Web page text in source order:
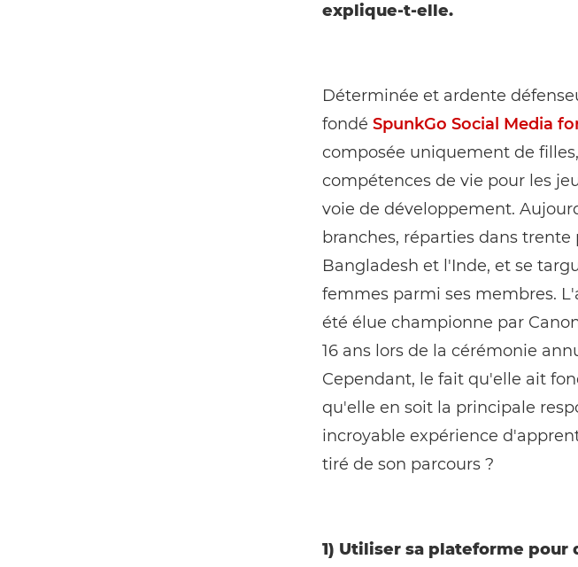
explique-t-elle.
Déterminée et ardente
fondé SpunkGo Social Media
composée uniquement de
compétences de vie pour les
voie de développement.
branches, réparties dans
Bangladesh et l'Inde, et se
femmes parmi ses membres.
été élue championne par
16 ans lors de la cérémonie
Cependant, le fait qu'elle ait
qu'elle en soit la principale
incroyable expérience
tiré de son parcours ?
1) Utiliser sa plateforme pour